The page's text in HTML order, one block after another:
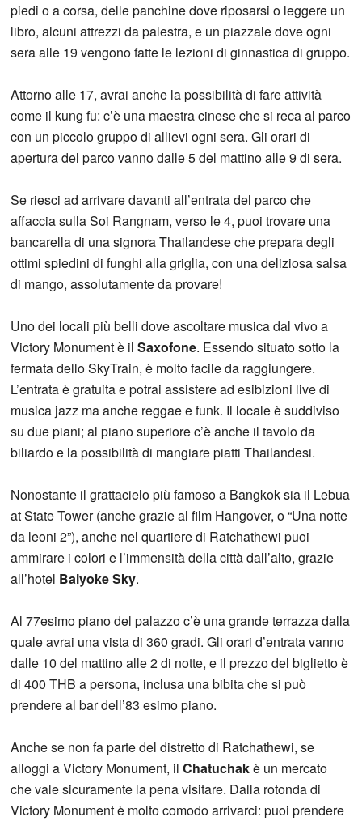
piedi o a corsa, delle panchine dove riposarsi o leggere un
libro, alcuni attrezzi da palestra, e un piazzale dove ogni
sera alle 19 vengono fatte le lezioni di ginnastica di gruppo.
Attorno alle 17, avrai anche la possibilità di fare attività
come il kung fu: c’è una maestra cinese che si reca al parco
con un piccolo gruppo di allievi ogni sera. Gli orari di
apertura del parco vanno dalle 5 del mattino alle 9 di sera.
Se riesci ad arrivare davanti all’entrata del parco che
affaccia sulla Soi Rangnam, verso le 4, puoi trovare una
bancarella di una signora Thailandese che prepara degli
ottimi spiedini di funghi alla griglia, con una deliziosa salsa
di mango, assolutamente da provare!
Uno dei locali più belli dove ascoltare musica dal vivo a
Victory Monument è ilSaxofone. Essendo situato sotto la
fermata dello SkyTrain, è molto facile da raggiungere.
L’entrata è gratuita e potrai assistere ad esibizioni live di
musica jazz ma anche reggae e funk. Il locale è suddiviso
su due piani; al piano superiore c’è anche il tavolo da
biliardo e la possibilità di mangiare piatti Thailandesi.
Nonostante il grattacielo più famoso a Bangkok sia il Lebua
at State Tower (anche grazie al film Hangover, o “Una notte
da leoni 2”), anche nel quartiere di Ratchathewi puoi
ammirare i colori e l’immensità della città dall’alto, grazie
all’hotel Baiyoke Sky.
Al 77esimo piano del palazzo c’è una grande terrazza dalla
quale avrai una vista di 360 gradi. Gli orari d’entrata vanno
dalle 10 del mattino alle 2 di notte, e il prezzo del biglietto è
di 400 THB a persona, inclusa una bibita che si può
prendere al bar dell’83 esimo piano.
Anche se non fa parte del distretto di Ratchathewi, se
alloggi a Victory Monument, ilChatuchakè un mercato
che vale sicuramente la pena visitare. Dalla rotonda di
Victory Monument è molto comodo arrivarci: puoi prendere